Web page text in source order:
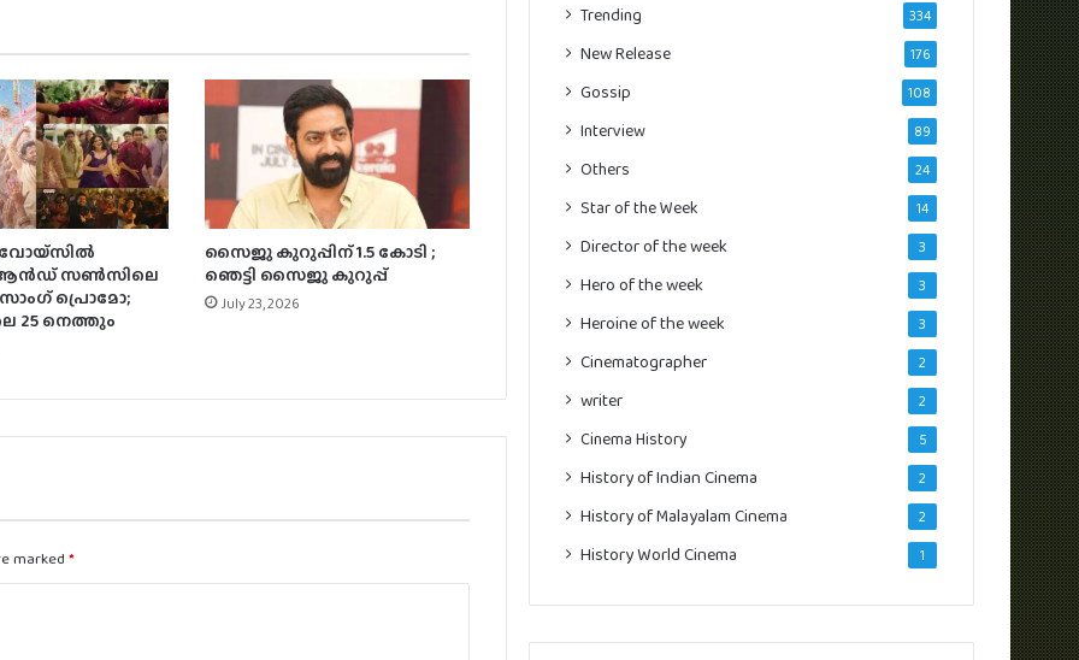
‘ഡോൺട്ട് ട്രബിൾ ദ ട്രബിൾ’
300 കോടി കടന്ന് ജനനായകൻ.
ഇന്ത്യയിൽ ഒഡീസി കളക്ഷനെ
മറികടന്ന് സ്‌പൈഡർമാൻ
ചിത്രം, ‘ദ പാരഡൈസ്’ ടീസർ ഡേറ്റ്
ആൻഡ് സൺസിലെ
പ്രൊമോ;
25 നെത്തും
സൈജു കുറുപ്പിന് 1.5 കോടി ;
ഞെട്ടി സൈജു കുറുപ്പ്
July 23, 2026
marked *
Trending 334
New Release 176
Gossip 108
Interview 89
Others 24
Star of the Week 14
Director of the week 3
Hero of the week 3
Heroine of the week 3
Cinematographer 2
writer 2
Cinema History 5
History of Indian Cinema 2
History of Malayalam Cinema 2
History World Cinema 1